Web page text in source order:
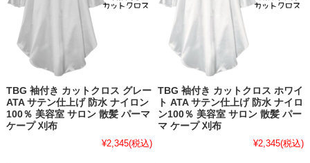
TBG 袖付き カットクロス グレー
ATA サテン仕上げ 防水 ナイロン
100％ 美容室 サロン 散髪 パーマ
ケープ 刈布
¥2,345(税込)
TBG 袖付き カットクロス ホワイ
ト ATA サテン仕上げ 防水 ナイロ
ン100％ 美容室 サロン 散髪 パー
マ ケープ 刈布
¥2,345(税込)